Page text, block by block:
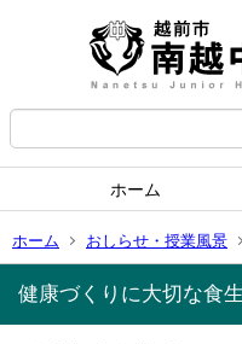
ホーム
ホーム おしらせ・授業風景
健康づくりに大切な食